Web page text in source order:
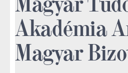
Akadémia
Magyar